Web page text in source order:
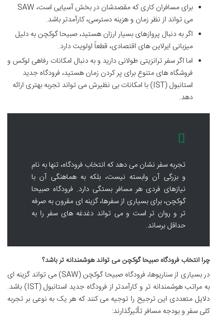
برای مسافران کاری که مقصدشان در بخش آسیایی است، SAW
می تواند از نظر زمان و هزینه دسترسی، کارآمدتر باشد.
اگر به دنبال پروازهای بسیار ارزان هستید، صبیحا گوکچن به دلیل
میزبانی ایرلاین های اقتصادی، قطعاً اولویت دارد.
اما اگر سفر ترانزیتی طولانی دارید و به دنبال امکانات رفاهی لوکس و
فروشگاه های متنوع برای پر کردن زمان هستید، فرودگاه جدید
استانبول (IST) با امکانات بی نظیرش می تواند تجربه بهتری ارائه
دهد.
تجربه سفر نشان می دهد که انتخاب فرودگاه، تنها به نام
و بزرگی آن وابسته نیست، بلکه به هماهنگی آن با
نیازهای فردی هر مسافر بستگی دارد. فرودگاه صبیحا
گوکچن، برای بسیاری از سفرها، گزینه ای مقرون به صرفه
تر و روان تر است و می تواند دغدغه های سفر را به
حداقل برساند.
چرا انتخاب فرودگاه صبیحا گوکچن می تواند هوشمندانه تر باشد؟
در بسیاری از سناریوها، فرودگاه صبیحا گوکچن (SAW) می تواند گزینه ای
به مراتب هوشمندانه تر و کارآمدتر از فرودگاه جدید استانبول (IST) باشد.
دلایل متعددی این ترجیح را توجیه می کنند که هر یک به نوعی بر تجربه
کلی سفر و بودجه مسافر تأثیرگذارند: